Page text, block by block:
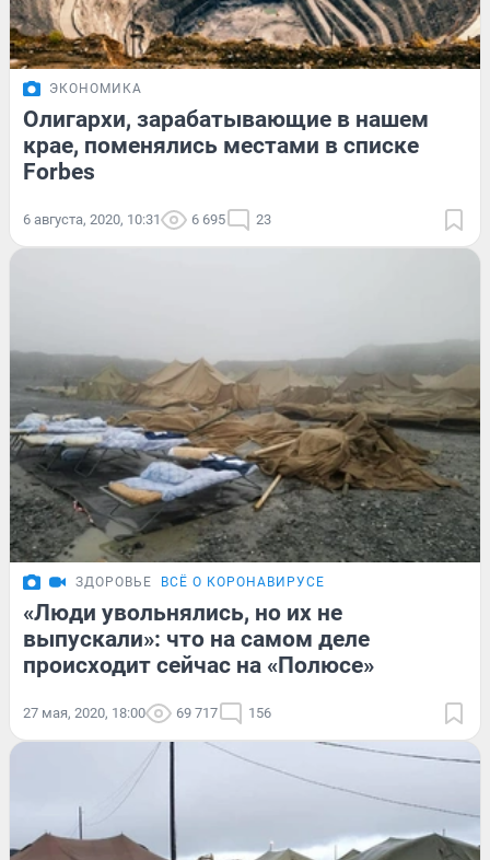
ЭКОНОМИКА
Олигархи, зарабатывающие в нашем
крае, поменялись местами в списке
Forbes
6 августа, 2020, 10:31 6 695 23
ЗДОРОВЬЕ ВСЁ О КОРОНАВИРУСЕ
«Люди увольнялись, но их не
выпускали»: что на самом деле
происходит сейчас на «Полюсе»
27 мая, 2020, 18:00 69 717 156